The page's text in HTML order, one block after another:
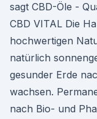
sagt CBD-Öle -
CBD VITAL Die
hochwertigen
natürlich
gesunder Erde
wachsen.
nach Bio- und